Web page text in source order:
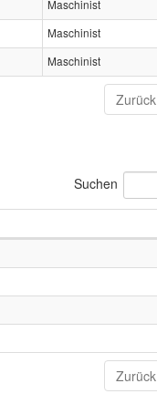
Maschinist
Maschinist
Maschinist
Zurück
Suchen
Zurück